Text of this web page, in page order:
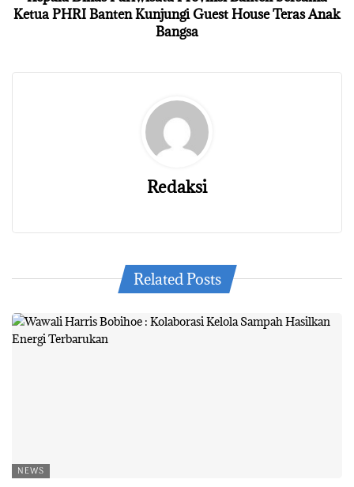
Ketua PHRI Banten Kunjungi Guest House Teras Anak
Bangsa
Redaksi
Related Posts
NEWS